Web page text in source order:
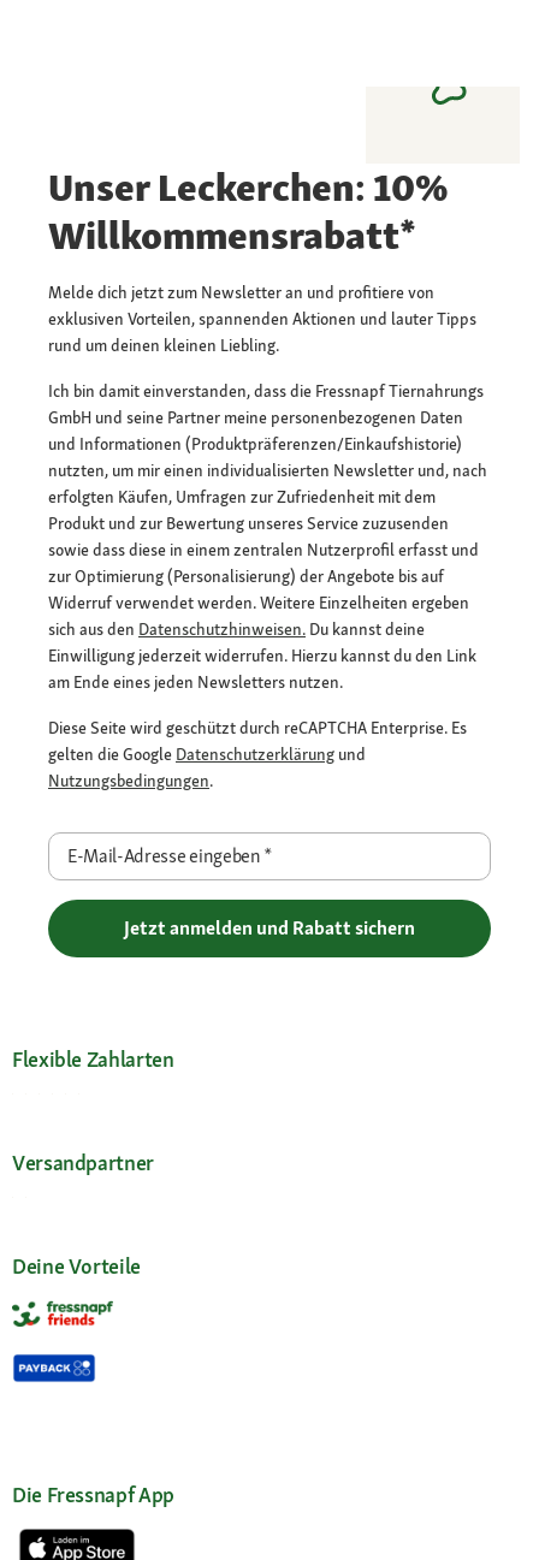
Unser Leckerchen: 10%
Willkommensrabatt*
Melde dich jetzt zum Newsletter an und profitiere von
exklusiven Vorteilen, spannenden Aktionen und lauter Tipps
rund um deinen kleinen Liebling.
Ich bin damit einverstanden, dass die Fressnapf Tiernahrungs
GmbH und seine Partner meine personenbezogenen Daten
und Informationen (Produktpräferenzen/Einkaufshistorie)
nutzten, um mir einen individualisierten Newsletter und, nach
erfolgten Käufen, Umfragen zur Zufriedenheit mit dem
Produkt und zur Bewertung unseres Service zuzusenden
sowie dass diese in einem zentralen Nutzerprofil erfasst und
zur Optimierung (Personalisierung) der Angebote bis auf
Widerruf verwendet werden. Weitere Einzelheiten ergeben
sich aus den Datenschutzhinweisen. Du kannst deine
Einwilligung jederzeit widerrufen. Hierzu kannst du den Link
am Ende eines jeden Newsletters nutzen.
Diese Seite wird geschützt durch reCAPTCHA Enterprise. Es
gelten die Google Datenschutzerklärung und
Nutzungsbedingungen.
E-Mail-Adresse eingeben*
Jetzt anmelden und Rabatt sichern
Flexible Zahlarten
Versandpartner
Deine Vorteile
Die Fressnapf App